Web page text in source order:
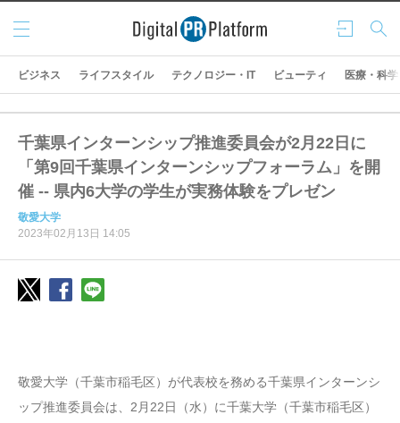
ログ
イン
検索
メニ
ュー
ビジネス ライフスタイル テクノロジー・IT ビューティ 医療・科学
千葉県インターンシップ推進委員会が2月22日に
「第9回千葉県インターンシップフォーラム」を開
催 -- 県内6大学の学生が実務体験をプレゼン
敬愛大学
2023年02月13日 14:05
敬愛大学（千葉市稲毛区）が代表校を務める千葉県インターンシ
ップ推進委員会は、2月22日（水）に千葉大学（千葉市稲毛区）